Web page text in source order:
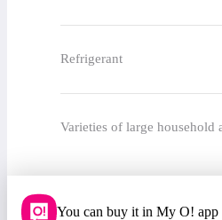
Refrigerant
Varieties of large household
You can buy it in My O! app